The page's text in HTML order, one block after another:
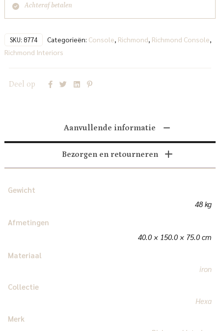
Achteraf betalen
SKU: 8774 Categorieën: Console, Richmond, Richmond Console,
Richmond Interiors
Deel op
Aanvullende informatie
Bezorgen en retourneren
Gewicht
48 kg
Afmetingen
40.0 × 150.0 × 75.0 cm
Materiaal
iron
Collectie
Hexa
Merk